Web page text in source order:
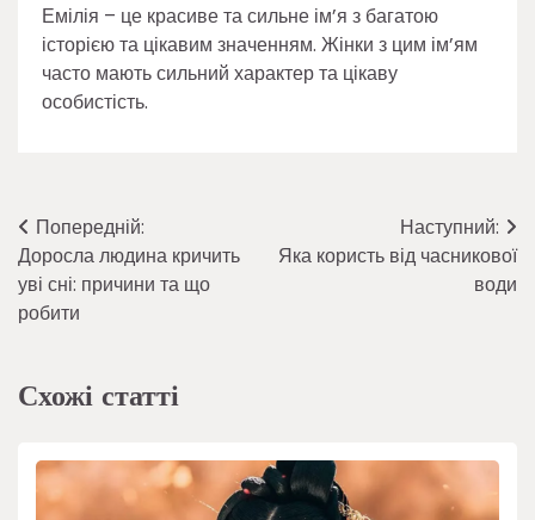
Емілія – це красиве та сильне ім’я з багатою
історією та цікавим значенням. Жінки з цим ім’ям
часто мають сильний характер та цікаву
особистість.
Навігація
записів
Попередній:
Доросла людина кричить
уві сні: причини та що
робити
Наступний:
Яка користь від часникової
води
Схожі статті